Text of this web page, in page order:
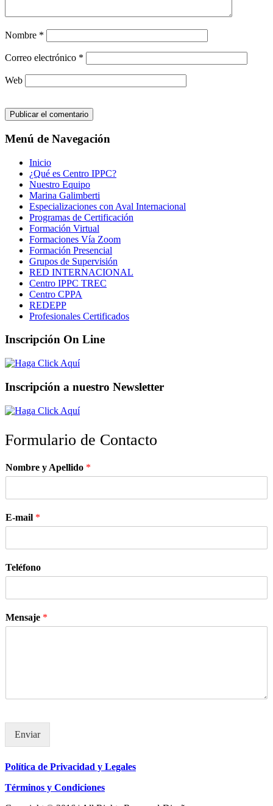
Nombre *
Correo electrónico *
Web
Menú de Navegación
Inicio
¿Qué es Centro IPPC?
Nuestro Equipo
Marina Galimberti
Especializaciones con Aval Internacional
Programas de Certificación
Formación Virtual
Formaciones Vía Zoom
Formación Presencial
Grupos de Supervisión
RED INTERNACIONAL
Centro IPPC TREC
Centro CPPA
REDEPP
Profesionales Certificados
Inscripción On Line
Inscripción a nuestro Newsletter
Formulario de Contacto
Nombre y Apellido *
E-mail *
Teléfono
Mensaje *
Enviar
Política de Privacidad y Legales
Términos y Condiciones